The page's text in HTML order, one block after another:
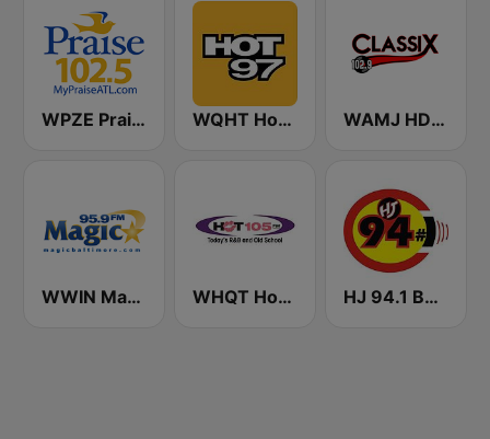
WPZE Praise 102.5 FM (US Only) WQHT Hot 97 FM WAMJ HD2 Classix ATL
WWIN Magic 95.9 FM WHQT Hot 105 (US Only) HJ 94.1 Boom FM